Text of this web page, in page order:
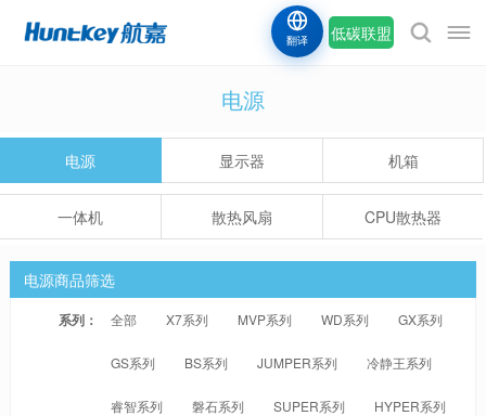
低碳联盟
翻译
电源
电源 显示器 机箱
一体机 散热风扇 CPU散热器
电源商品筛选
系列： 全部 X7系列 MVP系列 WD系列 GX系列
GS系列 BS系列 JUMPER系列 冷静王系列
睿智系列 磐石系列 SUPER系列 HYPER系列